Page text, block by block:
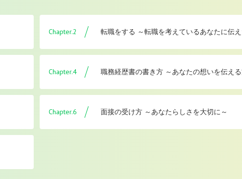
Chapter.2 転職をする ～転職を考えているあなたに伝
Chapter.4 職務経歴書の書き方 ～あなたの想いを伝える
Chapter.6 面接の受け方 ～あなたらしさを大切に～